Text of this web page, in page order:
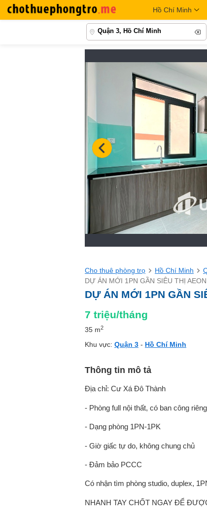
Hồ Chí Minh
Quận 3, Hồ Chí Minh
Cho thuê phòng trọ Hồ Chí Minh
DỰ ÁN MỚI 1PN GẦN SIÊU THỊ
DỰ ÁN MỚI 1PN GẦN
7 triệu/tháng
35 m2
Khu vực: Quận 3 - Hồ Chí Minh
Thông tin mô tả
Địa chỉ: Cư Xá Đô Thành
- Phòng full nội thất, có ban công riêng
- Dạng phòng 1PN-1PK
- Giờ giấc tự do, không chung chủ
- Đảm bảo PCCC
Có nhận tìm phòng studio, duplex,
️NHANH TAY CHỐT NGAY ĐỂ